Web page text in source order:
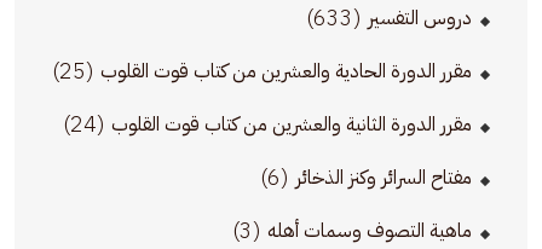
دروس التفسير (633)
مقرر الدورة الحادية والعشرين من كتاب قوت القلوب (25)
مقرر الدورة الثانية والعشرين من كتاب قوت القلوب (24)
مفتاح السرائر وكنز الذخائر (6)
ماهية التصوف وسمات أهله (3)